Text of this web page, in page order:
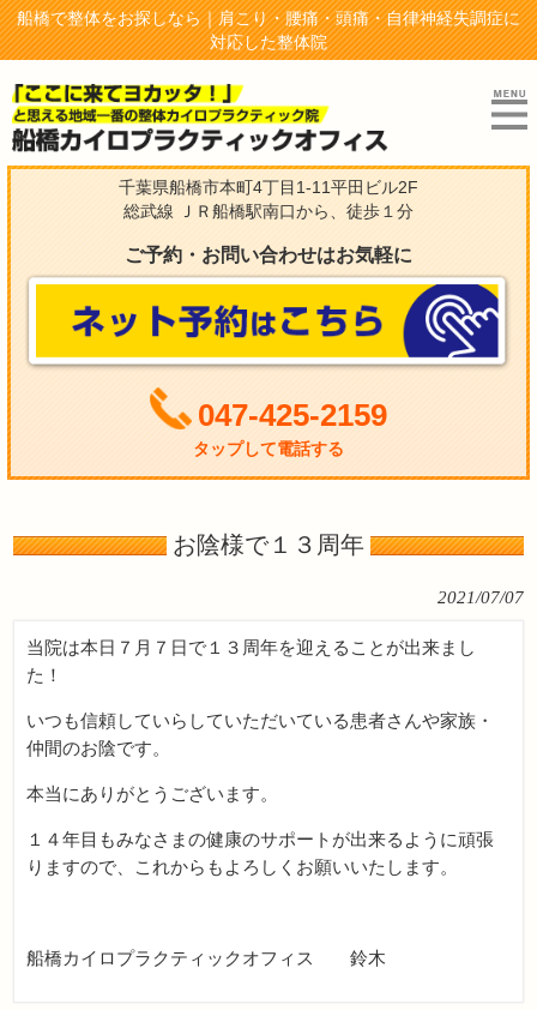
船橋で整体をお探しなら｜肩こり・腰痛・頭痛・自律神経失調症に
対応した整体院
千葉県船橋市本町4丁目1-11平田ビル2F
総武線 ＪＲ船橋駅南口から、徒歩１分
ご予約・お問い合わせはお気軽に
047-425-2159
タップして電話する
お陰様で１３周年
2021/07/07
当院は本日７月７日で１３周年を迎えることが出来まし
た！
いつも信頼していらしていただいている患者さんや家族・
仲間のお陰です。
本当にありがとうございます。
１４年目もみなさまの健康のサポートが出来るように頑張
りますので、これからもよろしくお願いいたします。
船橋カイロプラクティックオフィス 鈴木